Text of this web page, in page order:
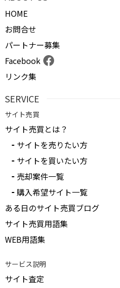
HOME
お問合せ
パートナー募集
Facebook
リンク集
SERVICE
サイト売買
サイト売買とは？
サイトを売りたい方
サイトを買いたい方
売却案件一覧
購入希望サイト一覧
ある日のサイト売買ブログ
サイト売買用語集
WEB用語集
サービス説明
サイト査定